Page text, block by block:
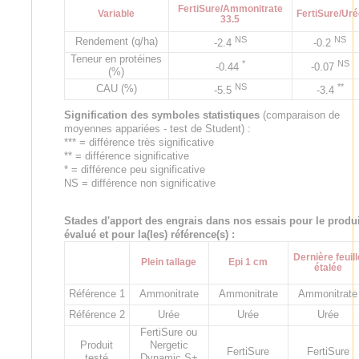
Variable
FertiSure/Ammonitrate
33.5
FertiSure/
Rendement (q/ha) -2.4 NS -0.2 NS
Teneur en protéines
(%)
-0.44 * -0.07 NS
CAU (%) -5.5 NS -3.4 **
Signification des symboles statistiques(comparaison de
moyennes appariées - test de Student) :
*** = différence très significative
** = différence significative
* = différence peu significative
NS = différence non significative
Stades d'apport des engrais dans nos essais pour le
évalué et pour la(les) référence(s) :
Plein tallage Epi 1 cm
Dernière
étalée
Référence 1 Ammonitrate Ammonitrate
Ammonitrate
Référence 2
Urée Urée Urée
Produit
FertiSure ou
Nergetic
FertiSure FertiSure